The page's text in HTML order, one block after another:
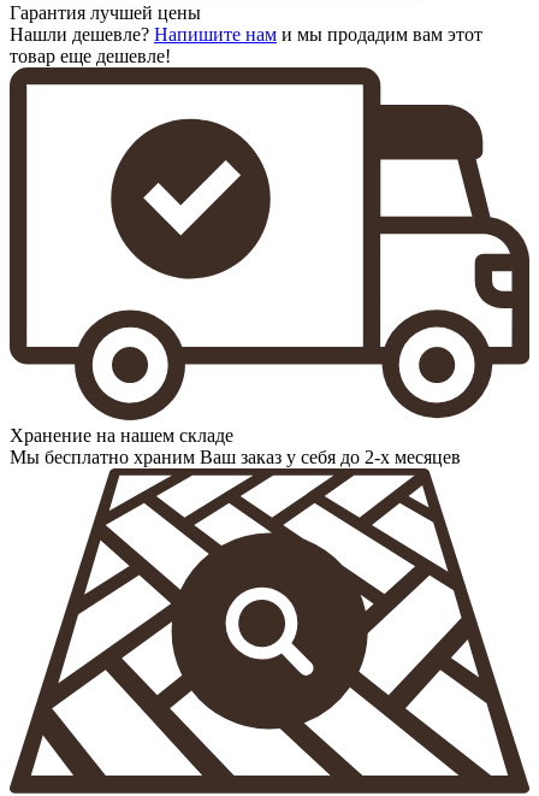
Гарантия лучшей цены
Нашли дешевле? Напишите нам и мы продадим вам этот
товар еще дешевле!
Хранение на нашем складе
Мы бесплатно храним Ваш заказ у себя до 2-х месяцев